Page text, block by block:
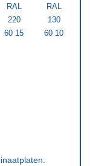
RAL
220
60 15
RAL
130
60 10